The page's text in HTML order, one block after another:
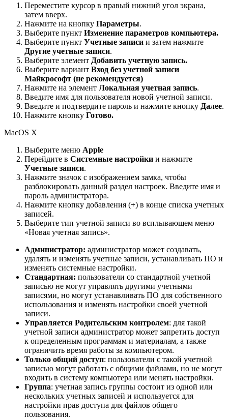
Переместите курсор в правый нижний угол экрана,
затем вверх.
Нажмите на кнопку Параметры.
Выберите пункт Изменение параметров компьютера.
Выберите пункт Учетные записи и затем нажмите
Другие учетные записи.
Выберите элемент Добавить учетную запись.
Выберите вариант Вход без учетной записи
Майкрософт (не рекомендуется)
Нажмите на элемент Локальная учетная запись.
Введите имя для пользователя новой учетной записи.
Введите и подтвердите пароль и нажмите кнопку Далее.
Нажмите кнопку Готово.
MacOS X
Выберите меню Apple
Перейдите в Системные настройки и нажмите
Учетные записи.
Нажмите значок с изображением замка, чтобы
разблокировать данный раздел настроек. Введите имя и
пароль администратора.
Нажмите кнопку добавления (+) в конце списка учетных
записей.
Выберите тип учетной записи во всплывающем меню
«Новая учетная запись».
Администратор: администратор может создавать,
удалять и изменять учетные записи, устанавливать ПО и
изменять системные настройки.
Стандартная: пользователи со стандартной учетной
записью не могут управлять другими учетными
записями, но могут устанавливать ПО для собственного
использования и изменять настройки своей учетной
записи.
Управляется Родительским контролем: для такой
учетной записи администратор может запретить доступ
к определенным программам и материалам, а также
ограничить время работы за компьютером.
Только общий доступ: пользователи с такой учетной
записью могут работать с общими файлами, но не могут
входить в систему компьютера или менять настройки.
Группа: учетная запись группы состоит из одной или
нескольких учетных записей и используется для
настройки прав доступа для файлов общего
пользования.